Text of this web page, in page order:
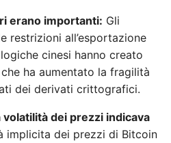
erano importanti: Gli
restrizioni all’esportazione
cinesi hanno creato
ha aumentato la fragilità
dei derivati ​​crittografici.
dei prezzi indicava
implicita dei prezzi di Bitcoin